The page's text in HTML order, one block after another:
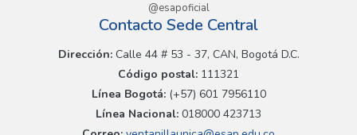
@esapoficial
Contacto Sede Central
Dirección:Calle 44 # 53 - 37, CAN, Bogotá D.C.
Código postal: 111321
Línea Bogotá:(+57) 601 7956110
Línea Nacional: 018000 423713